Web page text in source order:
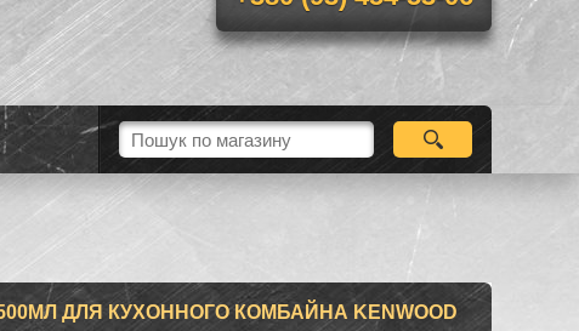
ДЛЯ КУХОННОГО КОМБАЙНА KENWOOD